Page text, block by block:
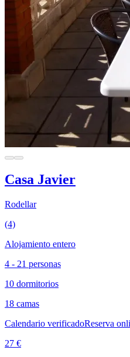
Casa Javier
Rodellar
(4)
Alojamiento entero
4 - 21 personas
10 dormitorios
18 camas
Calendario verificadoReserva
27 €